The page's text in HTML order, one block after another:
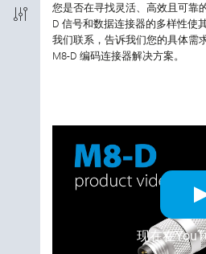
防护等级
认证
额定电流
您是否在寻找灵活、高效且可靠
D 信号和数据连接器的多样性使
我们联系，告诉我们您的具体需
M8-D 编码连接器解决方案。
现在在